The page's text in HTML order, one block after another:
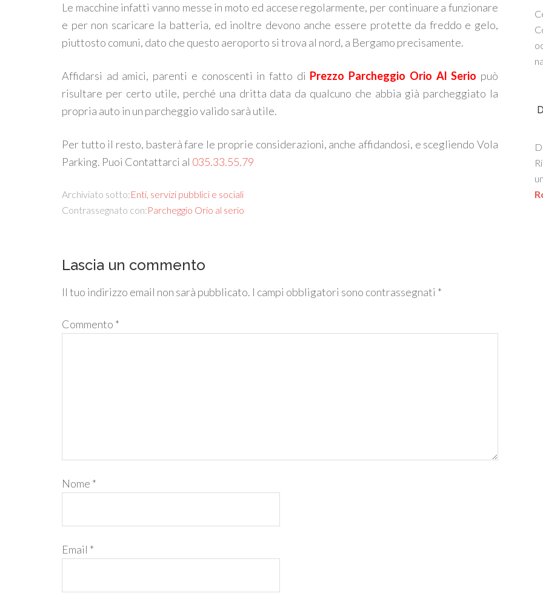
Le macchine infatti vanno messe in moto ed accese regolarmente, per continuare a funzionare
e per non scaricare la batteria, ed inoltre devono anche essere protette da freddo e gelo,
piuttosto comuni, dato che questo aeroporto si trova al nord, a Bergamo precisamente.
Affidarsi ad amici, parenti e conoscenti in fatto di Prezzo Parcheggio Orio Al Serio può
risultare per certo utile, perché una dritta data da qualcuno che abbia già parcheggiato la
propria auto in un parcheggio valido sarà utile.
Per tutto il resto, basterà fare le proprie considerazioni, anche affidandosi, e scegliendo Vola
Parking. Puoi Contattarci al 035.33.55.79
Archiviato sotto:Enti, servizi pubblici e sociali
Contrassegnato con:Parcheggio Orio al serio
Lascia un commento
Il tuo indirizzo email non sarà pubblicato. I campi obbligatori sono contrassegnati *
Commento *
Nome *
Email *